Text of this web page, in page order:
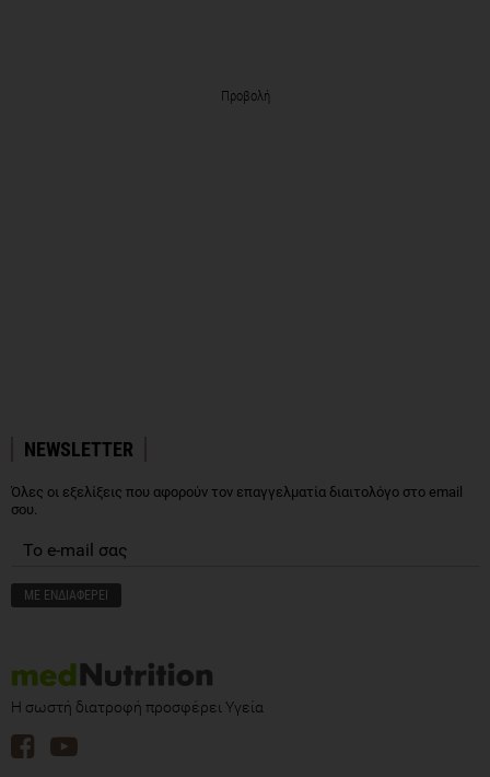
Προβολή
NEWSLETTER
Όλες οι εξελίξεις που αφορούν τον επαγγελματία διαιτολόγο στο email
σου.
Η σωστή διατροφή προσφέρει Υγεία